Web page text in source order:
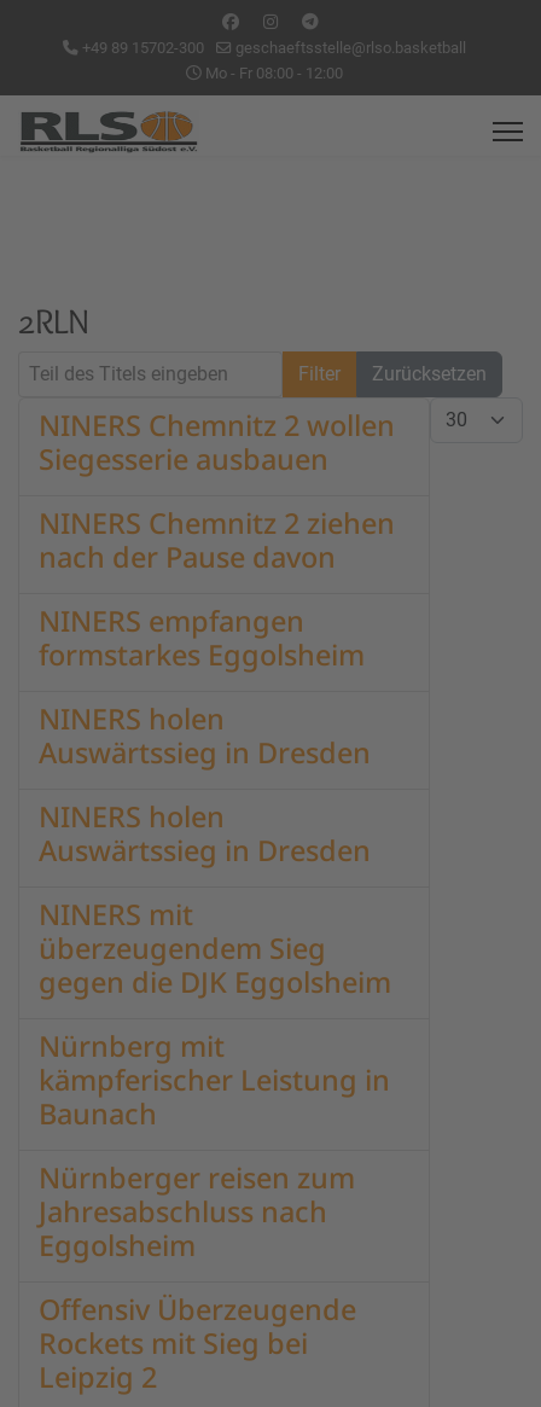
+49 89 15702-300
geschaeftsstelle@rlso.basketball
Mo - Fr 08:00 - 12:00
2RLN
Teil des Titels eingeben
Filter Zurücksetzen
Anzeige #
NINERS Chemnitz 2 wollen
Siegesserie ausbauen
NINERS Chemnitz 2 ziehen
nach der Pause davon
NINERS empfangen
formstarkes Eggolsheim
NINERS holen
Auswärtssieg in Dresden
NINERS holen
Auswärtssieg in Dresden
NINERS mit
überzeugendem Sieg
gegen die DJK Eggolsheim
Nürnberg mit
kämpferischer Leistung in
Baunach
Nürnberger reisen zum
Jahresabschluss nach
Eggolsheim
Offensiv Überzeugende
Rockets mit Sieg bei
Leipzig 2